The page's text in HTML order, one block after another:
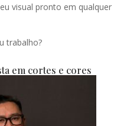
visual pronto em qualquer
trabalho?
em cortes e cores